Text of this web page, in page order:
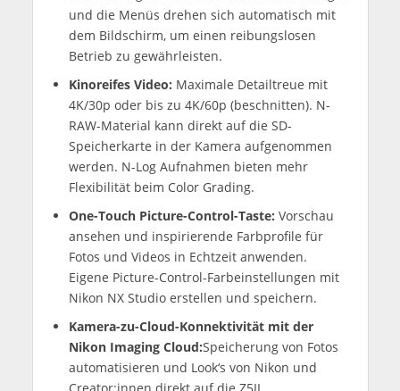
und die Menüs drehen sich automatisch mit
dem Bildschirm, um einen reibungslosen
Betrieb zu gewährleisten.
Kinoreifes Video: Maximale Detailtreue mit
4K/30p oder bis zu 4K/60p (beschnitten). N-
RAW-Material kann direkt auf die SD-
Speicherkarte in der Kamera aufgenommen
werden. N-Log Aufnahmen bieten mehr
Flexibilität beim Color Grading.
One-Touch Picture-Control-Taste: Vorschau
ansehen und inspirierende Farbprofile für
Fotos und Videos in Echtzeit anwenden.
Eigene Picture-Control-Farbeinstellungen mit
Nikon NX Studio erstellen und speichern.
Kamera-zu-Cloud-Konnektivität mit der
Nikon Imaging Cloud:Speicherung von Fotos
automatisieren und Look‘s von Nikon und